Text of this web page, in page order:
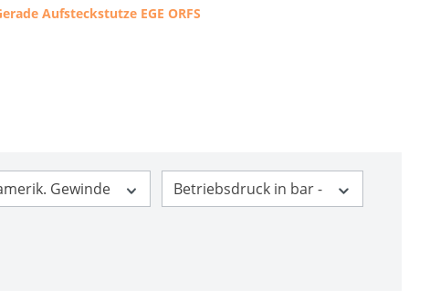
Aufsteckstutze EGE ORFS
Gewinde Betriebsdruck in bar -